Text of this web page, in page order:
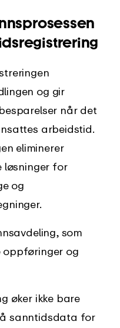
og gir
når det
arbeidstid.
eliminerer
løsninger for
og
som
oppføringer og
øker ikke bare
sanntidsdata for